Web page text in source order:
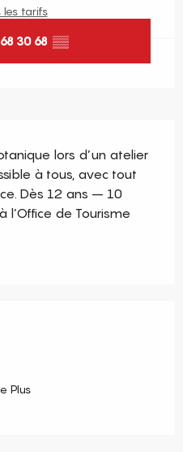
les tarifs
30 68 ▒▒
lors d’un atelier
à tous, avec tout
Dès 12 ans – 10
l’Office de Tourisme
Plus